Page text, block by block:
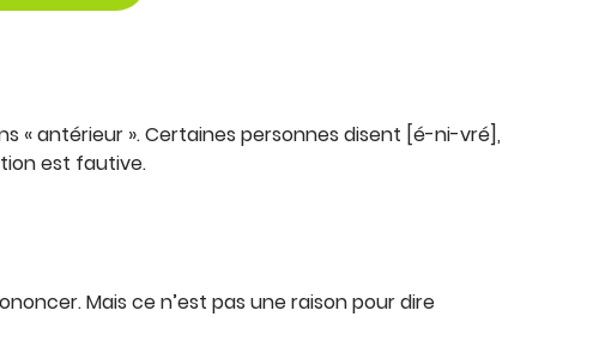
« antérieur ». Certaines personnes disent [é-ni-vré],
est fautive.
Mais ce n’est pas une raison pour dire